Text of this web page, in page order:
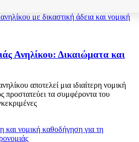
Ανηλίκου: Δικαιώματα και
αποτελεί μια ιδιαίτερη νομική
προστατεύει τα συμφέροντα του